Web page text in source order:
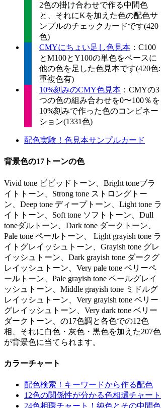
2色の掛け合わせで作る中間色
と、それにKを加えた色の配色サ
ンプルのチェックカードです(420
色)
CMYにちょい足し色見本 ：C100
とM100とY100の単色をベースに
他の色を足した色見本です(420色:
重複色有)
10%刻みのCMY色見本 ：CMYの3
つの色の組み合わせを0〜100％を
10%刻みで作った色のコンビネー
ション(1331色)
配色実験！色見本サンプルカード
背景色の17トーンの色
Vivid tone ビビッドトーン、Bright toneブラ
イトトーン、Strong tone ストロングトー
ン、Deep tone ディープトーン、Light tone ラ
イトトーン、Soft tone ソフトトーン、Dull
toneダルトーン、Dark tone ダークトーン、
Pale tone ペールトーン、 Light grayish tone ラ
イトグレイッシュトーン、Grayish tone グレ
イッシュトーン、Dark grayish tone ダークグ
レイッシュトーン、Very pale tone ベリーペ
ールトーン、Pale grayish tone ペールグレイ
ッシュトーン、Middle grayish tone ミドルグ
レイッシュトーン、Very grayish tone ベリー
グレイッシュトーン、Very dark tone ベリー
ダークトーン、の17色調と各色での12色
相、それに白色・灰色・黒色を加えた207色
が背景色に当てられます。
カラーチャート
配色検索！キーワードから作る配色
12色の関係性が分かる色相環チャート
24色相環チャート！純色とその中間色